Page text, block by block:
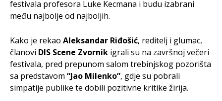
festivala profesora Luke Kecmana i budu izabrani
među najbolje od najboljih.
Kako je rekao Aleksandar Riđošić, reditelj i glumac,
članovi DIS Scene Zvornik igrali su na završnoj večeri
festivala, pred prepunom salom trebinjskog pozorišta
sa predstavom “Jao Milenko”, gdje su pobrali
simpatije publike te dobili pozitivne kritike žirija.